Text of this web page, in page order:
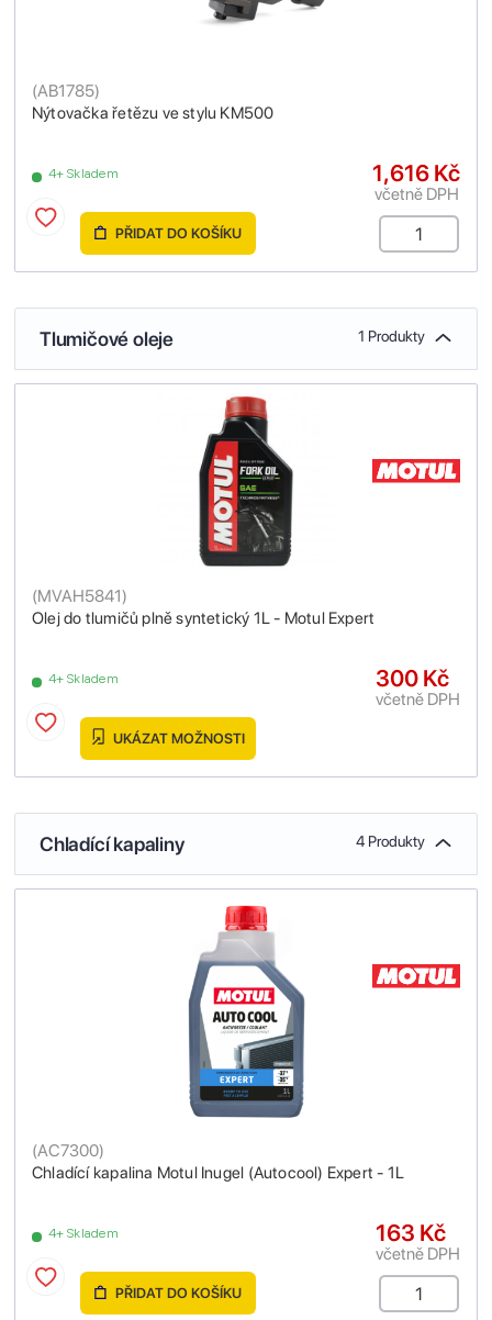
Nýtovačka řetězu ve stylu KM500
(AB1785)
4+ Skladem 1,616 Kč
včetně DPH
PŘIDAT DO KOŠÍKU
Tlumičové oleje 1 Produkty
Olej do tlumičů plně syntetický 1L - Motul Expert
(MVAH5841)
4+ Skladem 300 Kč
včetně DPH
UKÁZAT MOŽNOSTI
Chladící kapaliny 4 Produkty
Chladící kapalina Motul Inugel (Autocool) Expert - 1L
(AC7300)
4+ Skladem 163 Kč
včetně DPH
PŘIDAT DO KOŠÍKU